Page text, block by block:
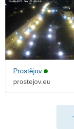
Prostějov
prostejov.eu